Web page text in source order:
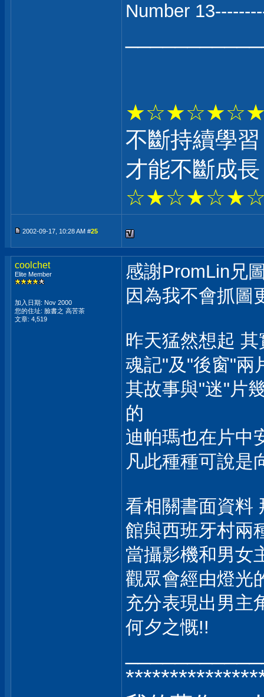
Number
不斷持續學
才能不斷成
2002-09-17, 10:28 AM #25
coolchet
Elite Member
加入日期: Nov 2000
您的住址: 臉書之 高苦茶
文章: 4,519
感謝PromLin兄
因為我不會抓圖
昨天猛然想起
魂記"及"後窗"兩
其故事與"迷"片
的
迪帕瑪也在片中
凡此種種可說是
看相關書面資料
館與西班牙村兩
當攝影機和男女
觀眾會經由燈光
充分表現出男主
何夕之慨!!